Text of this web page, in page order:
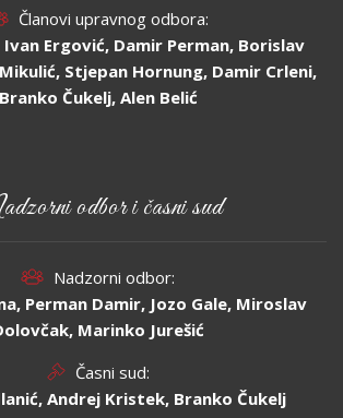
Članovi upravnog odbora:
Ivan Ergović, Damir Perman, Borislav
Stjepan Hornung, Damir Crleni,
Branko Čukelj, Alen Belić
odbor i časni sud
Nadzorni odbor:
Perman Damir, Jozo Gale, Miroslav
Marinko Jurešić
Časni sud:
Andrej Kristek, Branko Čukelj